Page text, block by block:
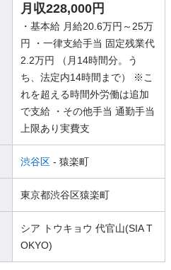
月収228,000円
・基本給 月給20.6万円～25万
円 ・一律支給手当 固定残業代
2.2万円 （月14時間分。う
ち、法定内14時間まで） ※こ
れを超える時間外労働は追加
で支給 ・その他手当 通勤手当
上限あり実費支
渋谷区 - 猿楽町
東京都渋谷区猿楽町
シア トウキョウ 代官山(SIA T
OKYO)